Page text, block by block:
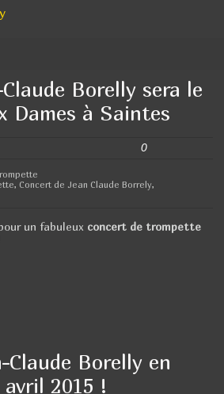
Borelly sera le
Dames à Saintes
0
Concert de Jean Claude Borrely
un fabuleux concert de trompette
Borelly en
avril 2015 !